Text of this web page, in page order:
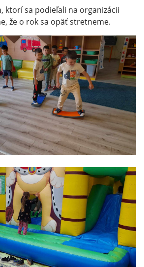
ktorí sa podieľali na organizácii
že o rok sa opäť stretneme.